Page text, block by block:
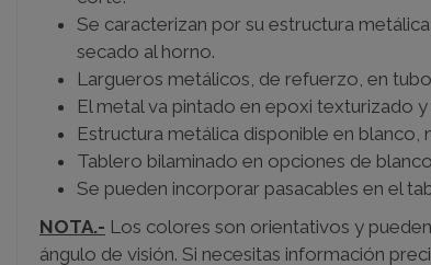
Se caracterizan por su estructura
secado al horno.
Largueros metálicos, de refuerzo, en
El metal va pintado en epoxi texturizado
Estructura metálica disponible en blanco,
Tablero bilaminado en opciones de
Se pueden incorporar pasacables en el
NOTA.- Los colores son orientativos y
ángulo de visión. Si necesitas información